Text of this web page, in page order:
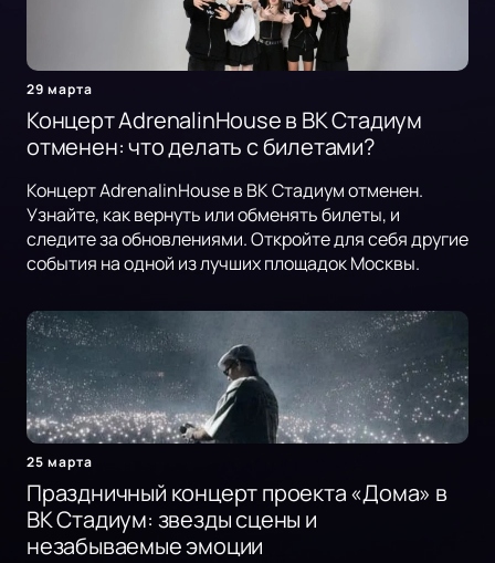
29 марта
Концерт AdrenalinHouse в ВК Стадиум
отменен: что делать с билетами?
Концерт AdrenalinHouse в ВК Стадиум отменен.
Узнайте, как вернуть или обменять билеты, и
следите за обновлениями. Откройте для себя другие
события на одной из лучших площадок Москвы.
25 марта
Праздничный концерт проекта «Дома» в
ВК Стадиум: звезды сцены и
незабываемые эмоции